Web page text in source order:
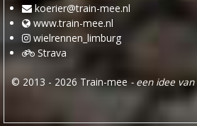
koerier@train-mee.nl
www.train-mee.nl
wielrennen_limburg
Strava
© 2013 - 2026 Train-mee - een idee van